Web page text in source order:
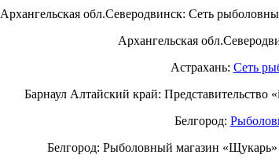
Архангельская обл.Северодвинск: Сеть
Архангельская
Астрахань: Сеть
Барнаул Алтайский край: Представительство
Белгород:
Белгород: Рыболовный магазин